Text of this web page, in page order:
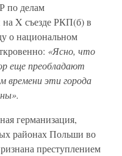
по делам
X съезде РКП(б) в
о национальном
«Ясно, что
еще преобладают
времени эти города
германизация,
районах Польши во
преступлением